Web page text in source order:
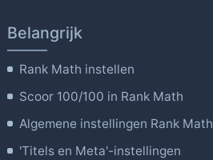
Belangrijk
Rank Math instellen
Scoor 100/100 in Rank Math
Algemene instellingen Rank Math
'Titels en Meta'-instellingen